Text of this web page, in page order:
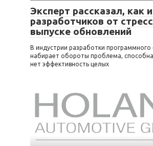
Эксперт рассказал, как
разработчиков от
выпуске обновлений
В индустрии разработки программного
набирает обороты проблема,
нет эффективность целых